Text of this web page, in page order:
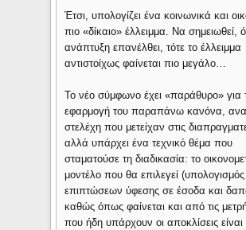
Έτσι, υπολογίζει ένα κοινωνικά και
πιο «δίκαιο» έλλειμμα. Να σημειωθεί,
ανάπτυξη επανέλθει, τότε το έλλειμμα
αντιστοίχως φαίνεται πιο μεγάλο…
Το νέο σύμφωνο έχει «παράθυρο» για
εφαρμογή του παραπάνω κανόνα,
στελέχη που μετείχαν στις
αλλά υπάρχει ένα τεχνικό θέμα που
σταματούσε τη διαδικασία: το
μοντέλο που θα επιλεγεί (υπολογισμός
επιπτώσεων ύφεσης σε έσοδα και
καθώς όπως φαίνεται και από τις
που ήδη υπάρχουν οι αποκλίσεις είναι